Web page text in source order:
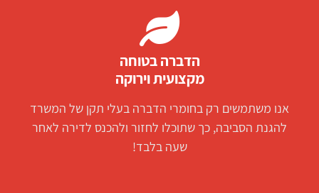
הדברה בטוחה
מקצועית וירוקה
אנו משתמשים רק בחומרי הדברה בעלי תקן של המשרד
להגנת הסביבה, כך שתוכלו לחזור ולהכנס לדירה לאחר
שעה בלבד!